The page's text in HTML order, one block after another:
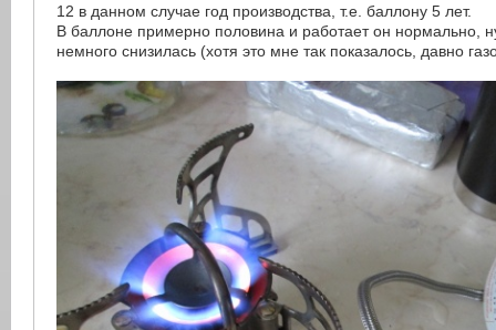
12 в данном случае год производства, т.е. баллону 5 лет.
В баллоне примерно половина и работает он нормально,
немного снизилась (хотя это мне так показалось, давно